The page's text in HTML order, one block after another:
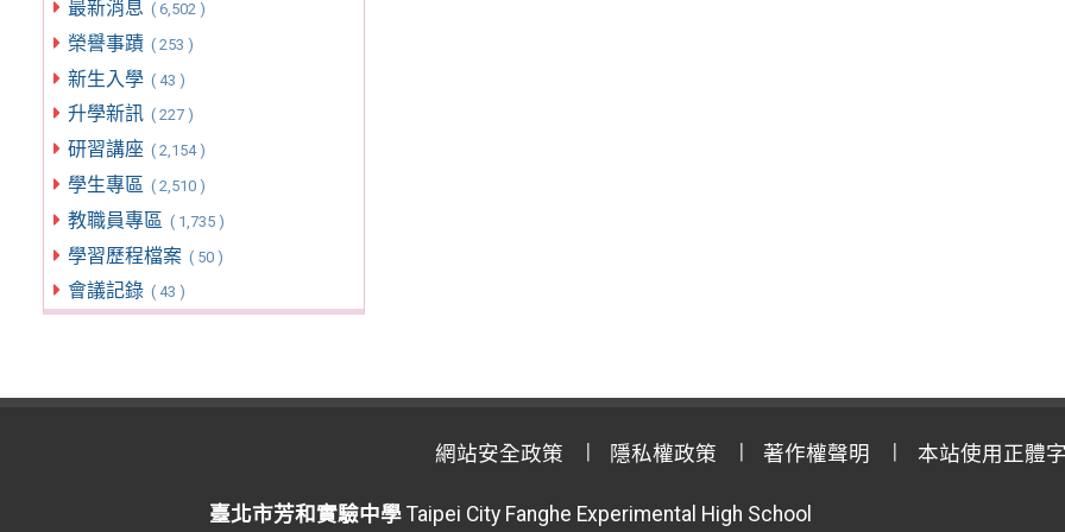
最新消息 ( 6,502 )
榮譽事蹟 ( 253 )
新生入學 ( 43 )
升學新訊 ( 227 )
研習講座 ( 2,154 )
學生專區 ( 2,510 )
教職員專區 ( 1,735 )
學習歷程檔案 ( 50 )
會議記錄 ( 43 )
網站安全政策 隱私權政策 著作權聲明 本站使用正體
臺北市芳和實驗中學 Taipei City Fanghe Experimental High School